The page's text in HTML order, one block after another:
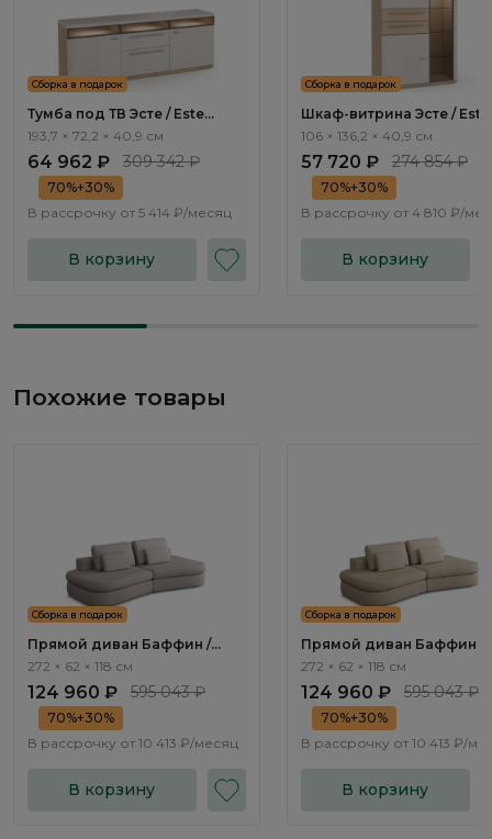
Сборка в подарок
Тумба под ТВ Эсте / Este
ST503.0
193,7 × 72,2 × 40,9 см
64 962 ₽ 309 342 ₽
70%+30%
В рассрочку от 5 414 ₽/месяц
В корзину
Сборка в подарок
Шкаф-витрина Эсте / Este
ST504.5
106 × 136,2 × 40,9 см
57 720 ₽ 274 854 ₽
70%+30%
В рассрочку от 4 810 ₽/
В корзину
Похожие товары
Сборка в подарок
Прямой диван Баффин /
Baffin ММ113.45 с механизмом
272 × 62 × 118 см
124 960 ₽ 595 043 ₽
70%+30%
В рассрочку от 10 413 ₽/месяц
В корзину
Сборка в подарок
Прямой диван Баффин /
Baffin ММ113.46 с
272 × 62 × 118 см
124 960 ₽ 595 043 ₽
70%+30%
В рассрочку от 10 413 ₽/
В корзину